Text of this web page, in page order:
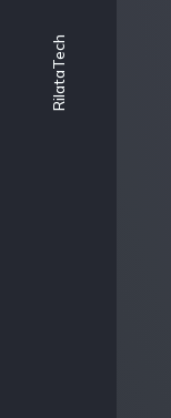
RilataTech